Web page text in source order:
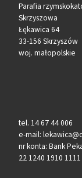
Parafia
Skrzyszowa
Łękawica 64
33-156 Skrzyszów
woj. małopolskie
tel. 14 67 44 006
e-mail:
nr konta: Bank
22 1240 1910